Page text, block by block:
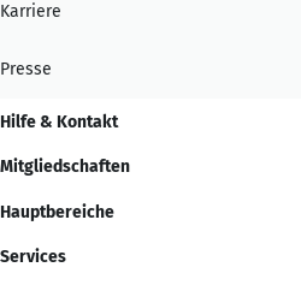
Karriere
Presse
Hilfe & Kontakt
Mitgliedschaften
Hauptbereiche
Services